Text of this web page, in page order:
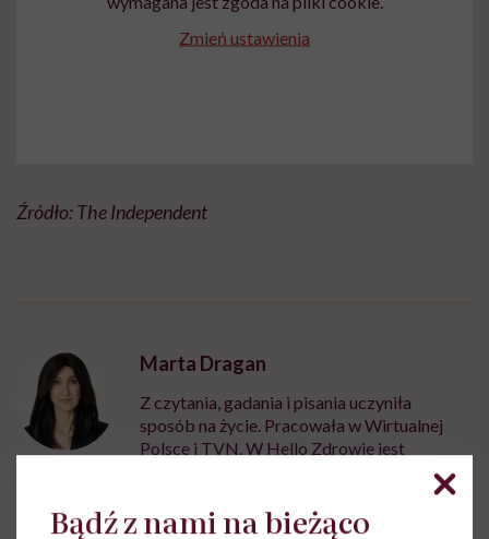
Zmień ustawienia
Źródło: The Independent
Marta Dragan
Z czytania, gadania i pisania uczyniła
sposób na życie. Pracowała w Wirtualnej
Polsce i TVN. W Hello Zdrowie jest
Zobacz profil
Bądź z nami na bieżąco